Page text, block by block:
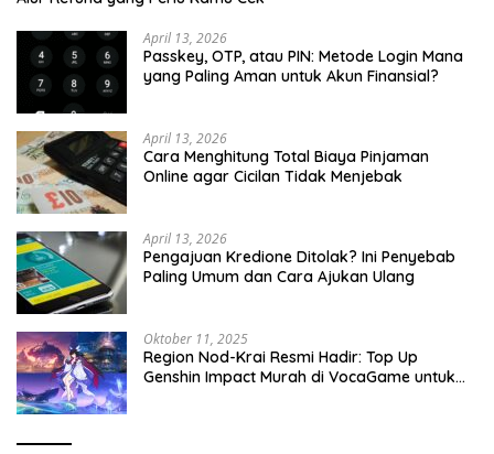
April 13, 2026
Passkey, OTP, atau PIN: Metode Login Mana
yang Paling Aman untuk Akun Finansial?
April 13, 2026
Cara Menghitung Total Biaya Pinjaman
Online agar Cicilan Tidak Menjebak
April 13, 2026
Pengajuan Kredione Ditolak? Ini Penyebab
Paling Umum dan Cara Ajukan Ulang
Oktober 11, 2025
Region Nod-Krai Resmi Hadir: Top Up
Genshin Impact Murah di VocaGame untuk